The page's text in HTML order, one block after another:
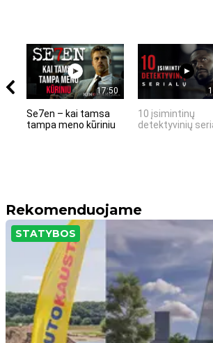
17:50
Se7en – kai tamsa
tampa meno kūriniu
10 įsimintinų
detektyvinių
Rekomenduojame
STATYBOS